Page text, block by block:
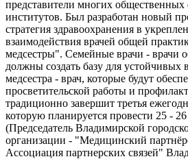
представители многих общественных
институтов. Был разработан новый
стратегия здравоохранения в
взаимодействия врачей общей
медсестры". Семейные врачи - врачи
должны создать базу для устойчивых
медсестра - врач, которые будут
просветительской работы и
традиционно завершит третья
которую планируется провести 25 -
(Председатель Владимирской
организации - "Медицинский
Ассоциация партнерских связей"